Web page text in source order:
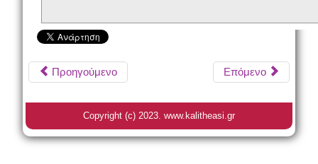
Προηγούμενο Επόμενο
Copyright (c) 2023. www.kalitheasi.gr